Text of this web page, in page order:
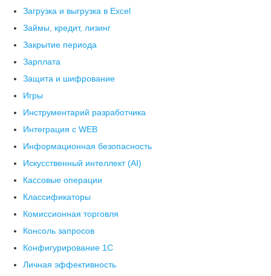
Загрузка и выгрузка в Excel
Займы, кредит, лизинг
Закрытие периода
Зарплата
Защита и шифрование
Игры
Инструментарий разработчика
Интеграция с WEB
Информационная безопасность
Искусственный интеллект (AI)
Кассовые операции
Классификаторы
Комиссионная торговля
Консоль запросов
Конфигурирование 1С
Личная эффективность